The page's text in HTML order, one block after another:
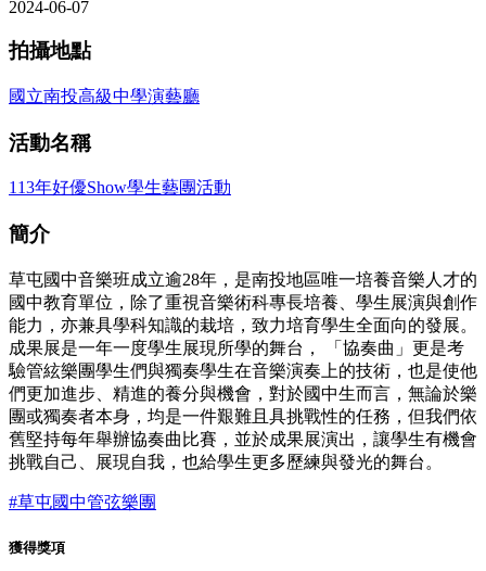
2024-06-07
拍攝地點
國立南投高級中學演藝廳
活動名稱
113年好優Show學生藝團活動
簡介
草屯國中音樂班成立逾28年，是南投地區唯一培養音樂人才的
國中教育單位，除了重視音樂術科專長培養、學生展演與創作
能力，亦兼具學科知識的栽培，致力培育學生全面向的發展。
成果展是一年一度學生展現所學的舞台， 「協奏曲」更是考
驗管絃樂團學生們與獨奏學生在音樂演奏上的技術，也是使他
們更加進步、精進的養分與機會，對於國中生而言，無論於樂
團或獨奏者本身，均是一件艱難且具挑戰性的任務，但我們依
舊堅持每年舉辦協奏曲比賽，並於成果展演出，讓學生有機會
挑戰自己、展現自我，也給學生更多歷練與發光的舞台。
#草屯國中管弦樂團
獲得獎項